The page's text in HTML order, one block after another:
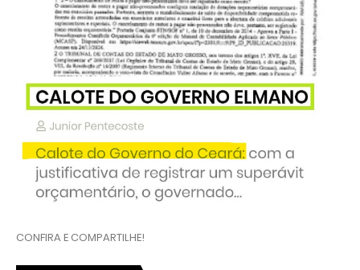
CONFIRA E COMPARTILHE!